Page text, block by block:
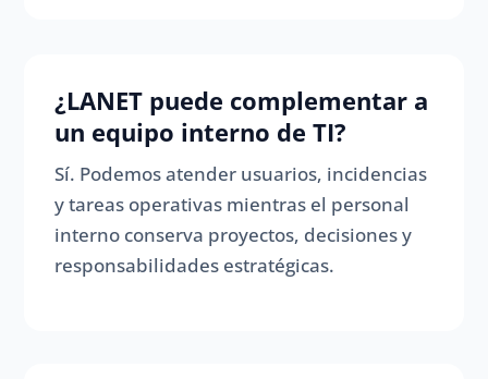
¿LANET puede complementar a
un equipo interno de TI?
Sí. Podemos atender usuarios, incidencias
y tareas operativas mientras el personal
interno conserva proyectos, decisiones y
responsabilidades estratégicas.